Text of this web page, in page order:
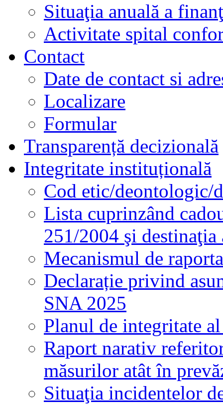
Situaţia anuală a
Activitate spital
Contact
Date de contact si
Localizare
Formular
Transparență decizională
Integritate instituțională
Cod etic/deontologic/
Lista cuprinzând
251/2004 şi destinaţia
Mecanismul de
Declarație privind
SNA 2025
Planul de integritate
Raport narativ
măsurilor atât în
Situaţia incidentelor